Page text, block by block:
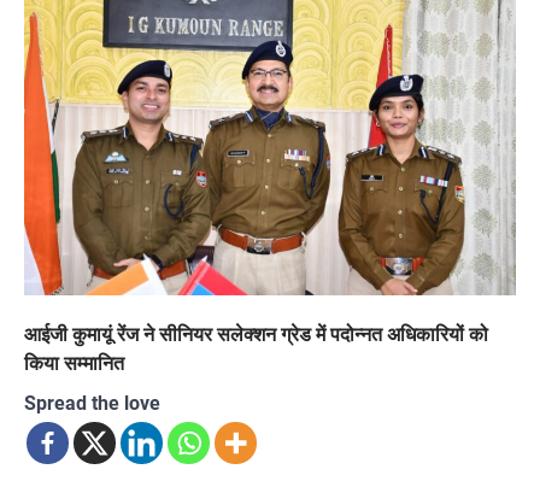
आईजी कुमायूं रेंज ने सीनियर सलेक्शन ग्रेड में पदोन्नत अधिकारियों को
किया सम्मानित
Spread the love